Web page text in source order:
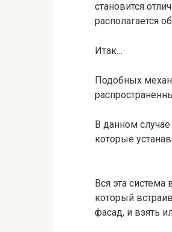
становится
располагается
Итак…
Подобных
В данном
которые
Вся эта система
который
фасад, и взять